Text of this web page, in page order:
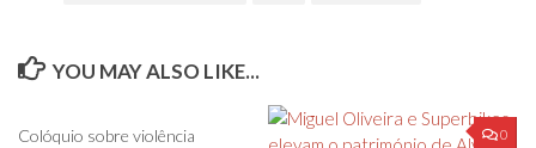
YOU MAY ALSO LIKE...
Colóquio sobre violência
0